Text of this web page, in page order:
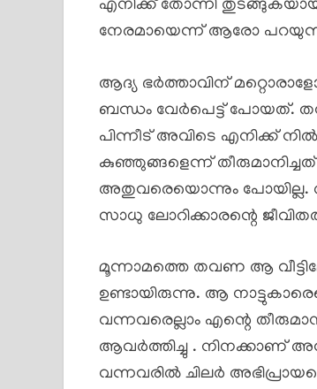
എനിക്ക് തോന്നി
നേരമായെന്ന് ആരോ
ആദ്യ ഭർത്താവിന്
ബന്ധം വേർപെട്ട് പോയത്.
പിന്നീട് അവിടെ എനിക്ക്
കുഞ്ഞുങ്ങളെന്ന്
അതുവരെയൊന്നും
സാധു ലോറിക്കാരന്റെ
മൂന്നാമത്തെ തവണ ആ
ഉണ്ടായിരുന്നു. ആ
വന്നവരെല്ലാം എന്റെ
ആവർത്തിച്ചു . നിനക്കാണ്
വന്നവരിൽ ചിലർ